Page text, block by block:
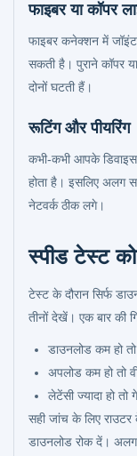
फाइबर या कॉपर
फाइबर कनेक्शन में
सकती है। पुराने कॉपर
दोनों घटती हैं।
रूटिंग और पीयरिंग
कभी-कभी आपके
होता है। इसलिए अलग
नेटवर्क ठीक लगे।
स्पीड टेस्ट
टेस्ट के दौरान सिर्फ
तीनों देखें। एक बार की
डाउनलोड कम हो
अपलोड कम हो तो
लेटेंसी ज्यादा हो
सही जांच के लिए
डाउनलोड रोक दें।